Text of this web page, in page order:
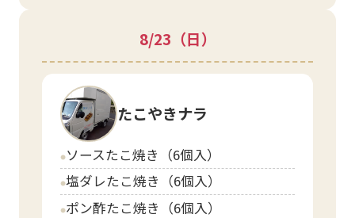
8/23 （日）
たこやきナラ
circle ソースたこ焼き（6個入）
circle塩ダレたこ焼き（6個入）
circleポン酢たこ焼き（6個入）